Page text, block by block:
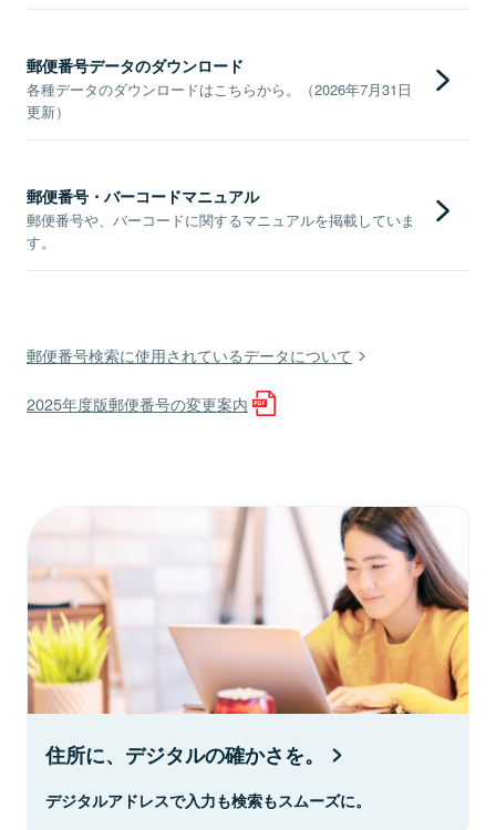
郵便番号データのダウンロード
各種データのダウンロードはこちらから。（2026年7月31日
更新）
郵便番号・バーコードマニュアル
郵便番号や、バーコードに関するマニュアルを掲載していま
す。
郵便番号検索に使用されているデータについて
2025年度版郵便番号の変更案内
住所に、デジタルの確かさを。
デジタルアドレスで入力も検索もスムーズに。